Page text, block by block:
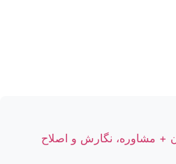
+ مشاوره، نگارش و اصلاح